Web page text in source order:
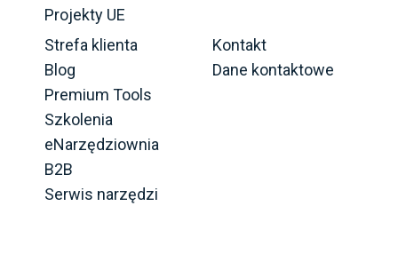
Projekty UE
Strefa klienta
Blog
Premium Tools
Szkolenia
eNarzędziownia
B2B
Serwis narzędzi
Kontakt
Dane kontaktowe